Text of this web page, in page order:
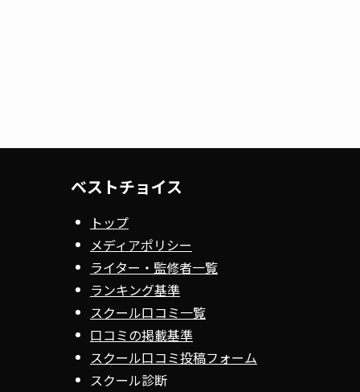
ベストチョイス
トップ
メディアポリシー
ライター・監修者一覧
ランキング基準
スクール口コミ一覧
口コミの掲載基準
スクール口コミ投稿フォーム
スクール診断